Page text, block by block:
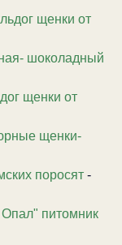
щенки от
шоколадный
щенки от
щенки-
поросят -
питомник